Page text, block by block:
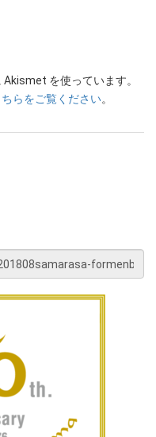
を使っています。
らをご覧ください。